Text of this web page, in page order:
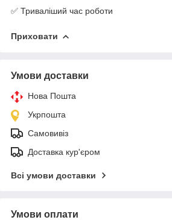
✅ Триваліший час роботи
Приховати
Умови доставки
Нова Пошта
Укрпошта
Самовивіз
Доставка кур'єром
Всі умови доставки
Умови оплати